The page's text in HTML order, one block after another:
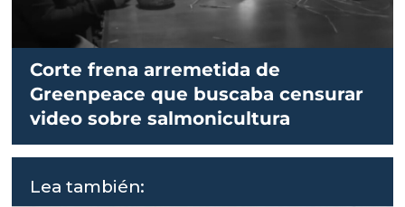
Corte frena arremetida de
Greenpeace que buscaba censurar
video sobre salmonicultura
Lea también: